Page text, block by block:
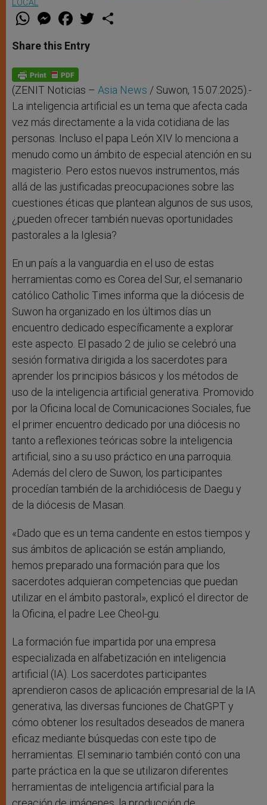
LOCAL
W
t
s
p
p
M
e
s
e
g
e
r
F
a
e
b
o
k
w
Share this Entry
(ZENIT Noticias – Asia News / Suwon, 15.07.2025).-
La inteligencia artificial es un tema que afecta cada
vez más directamente a la vida cotidiana de las
personas. Incluso el papa León XIV lo menciona a
menudo como un ámbito de especial atención en su
magisterio. Pero estos nuevos instrumentos, más
allá de las justificadas preocupaciones sobre las
cuestiones éticas que plantean algunos de sus usos,
¿pueden ofrecer también nuevas oportunidades
pastorales a la Iglesia?
En un país a la vanguardia en el uso de estas
herramientas como es Corea del Sur, el semanario
católico Catholic Times informa que la diócesis de
Suwon ha organizado en los últimos días un
encuentro dedicado específicamente a explorar
este aspecto. El pasado 2 de julio se celebró una
sesión formativa dirigida a los sacerdotes para
aprender los principios básicos y los métodos de
uso de la inteligencia artificial generativa. Promovido
por la Oficina local de Comunicaciones Sociales, fue
el primer encuentro dedicado por una diócesis no
tanto a reflexiones teóricas sobre la inteligencia
artificial, sino a su uso práctico en una parroquia.
Además del clero de Suwon, los participantes
procedían también de la archidiócesis de Daegu y
de la diócesis de Masan.
«Dado que es un tema candente en estos tiempos y
sus ámbitos de aplicación se están ampliando,
hemos preparado una formación para que los
sacerdotes adquieran competencias que puedan
utilizar en el ámbito pastoral», explicó el director de
la Oficina, el padre Lee Cheol-gu.
La formación fue impartida por una empresa
especializada en alfabetización en inteligencia
artificial (IA). Los sacerdotes participantes
aprendieron casos de aplicación empresarial de la IA
generativa, las diversas funciones de ChatGPT y
cómo obtener los resultados deseados de manera
eficaz mediante búsquedas con este tipo de
herramientas. El seminario también contó con una
parte práctica en la que se utilizaron diferentes
herramientas de inteligencia artificial para la